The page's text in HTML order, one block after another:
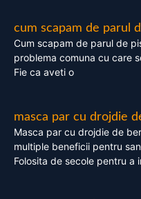
cum scapam de parul
Cum scapam de parul de
problema comuna cu care
Fie ca aveti o
masca par cu drojdie
Masca par cu drojdie de
multiple beneficii pentru
Folosita de secole pentru a